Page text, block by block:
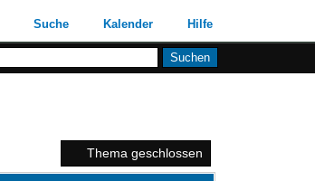
Suche Kalender Hilfe
Thema geschlossen